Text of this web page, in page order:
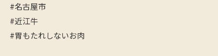
#名古屋市
#近江牛
#胃もたれしないお肉